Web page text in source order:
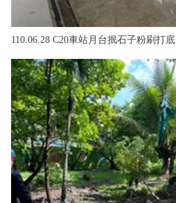
110.06.28 C20車站月台抿石子粉刷打底